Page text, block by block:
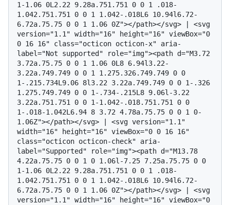
1-1.06 0L2.22 9.28a.751.751 0 0 1 .018-
1.042.751.751 0 0 1 1.042-.018L6 10.94l6.72-
6.72a.75.75 0 0 1 1.06 0Z"></path></svg> | <svg
version="1.1" width="16" height="16" viewBox="0
0 16 16" class="octicon octicon-x" aria-
label="Not supported" role="img"><path d="M3.72
3.72a.75.75 0 0 1 1.06 0L8 6.94l3.22-
3.22a.749.749 0 0 1 1.275.326.749.749 0 0
1-.215.734L9.06 8l3.22 3.22a.749.749 0 0 1-.326
1.275.749.749 0 0 1-.734-.215L8 9.06l-3.22
3.22a.751.751 0 0 1-1.042-.018.751.751 0 0
1-.018-1.042L6.94 8 3.72 4.78a.75.75 0 0 1 0-
1.06Z"></path></svg> | <svg version="1.1"
width="16" height="16" viewBox="0 0 16 16"
class="octicon octicon-check" aria-
label="Supported" role="img"><path d="M13.78
4.22a.75.75 0 0 1 0 1.06l-7.25 7.25a.75.75 0 0
1-1.06 0L2.22 9.28a.751.751 0 0 1 .018-
1.042.751.751 0 0 1 1.042-.018L6 10.94l6.72-
6.72a.75.75 0 0 1 1.06 0Z"></path></svg> | <svg
version="1.1" width="16" height="16" viewBox="0